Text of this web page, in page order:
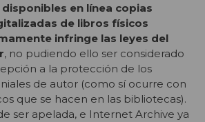
en línea copias
de libros físicos
infringe las leyes del
, no pudiendo ello ser considerado
a la protección de los
de autor (como sí ocurre con
que se hacen en las bibliotecas).
ser apelada, e Internet Archive ya